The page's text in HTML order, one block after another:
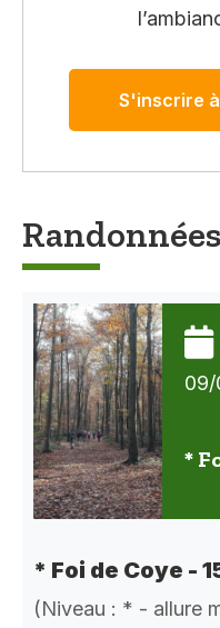
S'inscrire
*
* Foi de Coye -
(Niveau : * - allure